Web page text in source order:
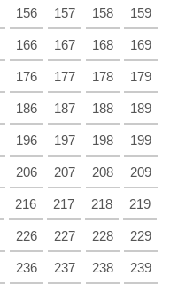
156 157 158 159
166 167 168 169
176 177 178 179
186 187 188 189
196 197 198 199
206 207 208 209
216 217 218 219
226 227 228 229
236 237 238 239